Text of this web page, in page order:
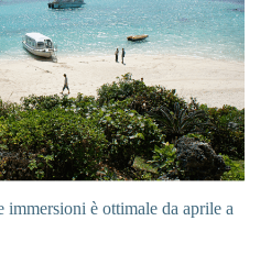
è ottimale da aprile a